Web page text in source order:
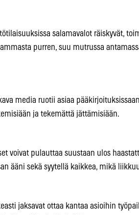
salamavalot räiskyvät,
purren, suu mutrussa
media ruotii asiaa
ja tekemättä jättämisiään.
voivat pulauttaa suustaan ulos
ääni sekä syytellä kaikkea, mikä
jaksavat ottaa kantaa asioihin